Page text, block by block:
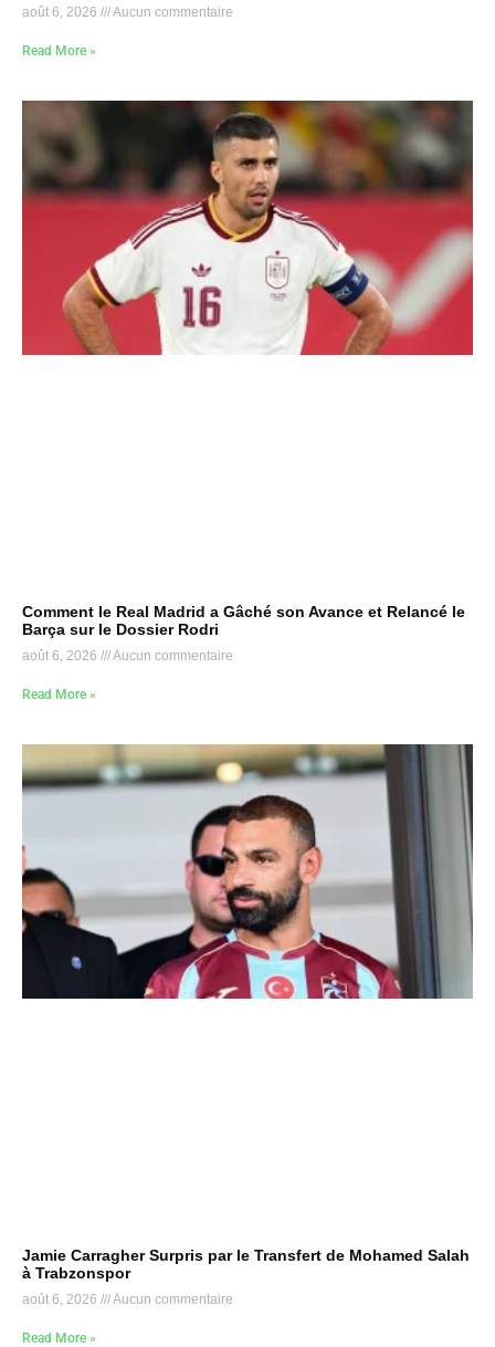
août 6, 2026 Aucun commentaire
Read More »
Comment le Real Madrid a Gâché son Avance et Relancé le
Barça sur le Dossier Rodri
août 6, 2026 Aucun commentaire
Read More »
Jamie Carragher Surpris par le Transfert de Mohamed Salah
à Trabzonspor
août 6, 2026 Aucun commentaire
Read More »